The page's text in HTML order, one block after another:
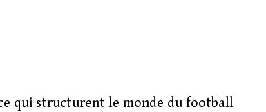
qui structurent le monde du football